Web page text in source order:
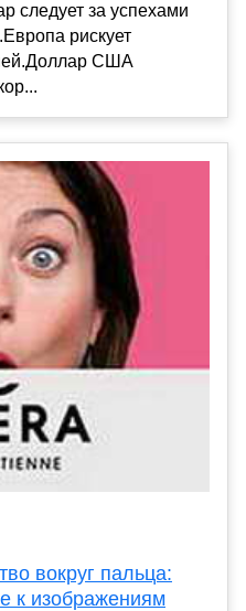
следует за успехами
рискует
США
вокруг пальца:
к изображениям